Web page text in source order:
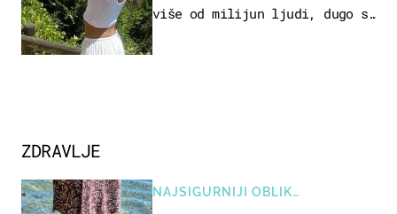
više od milijun ljudi, dugo se
ZDRAVLJE
NAJSIGURNIJI OBLIK